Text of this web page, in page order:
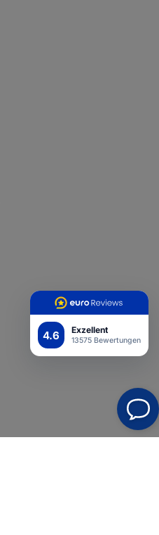
4.6 Exzellent
13575 Bewertungen